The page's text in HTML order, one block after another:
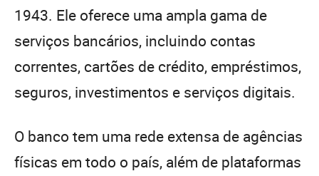
1943. Ele oferece uma ampla gama de
serviços bancários, incluindo contas
correntes, cartões de crédito, empréstimos,
seguros, investimentos e serviços digitais.
O banco tem uma rede extensa de agências
físicas em todo o país, além de plataformas